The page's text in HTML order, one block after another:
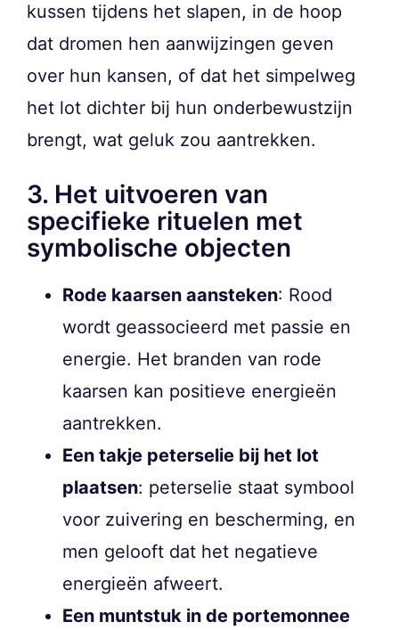
kussen tijdens het slapen, in de hoop
dat dromen hen aanwijzingen geven
over hun kansen, of dat het simpelweg
het lot dichter bij hun onderbewustzijn
brengt, wat geluk zou aantrekken.
3. Het uitvoeren van
specifieke rituelen met
symbolische objecten
Rode kaarsen aansteken: Rood
wordt geassocieerd met passie en
energie. Het branden van rode
kaarsen kan positieve energieën
aantrekken.
Een takje peterselie bij het lot
plaatsen: peterselie staat symbool
voor zuivering en bescherming, en
men gelooft dat het negatieve
energieën afweert.
Een muntstuk in de portemonnee